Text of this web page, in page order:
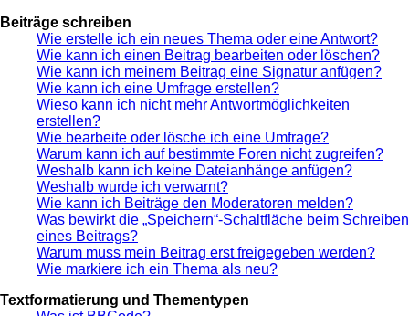
Beiträge schreiben
Wie erstelle ich ein neues Thema oder eine Antwort?
Wie kann ich einen Beitrag bearbeiten oder löschen?
Wie kann ich meinem Beitrag eine Signatur anfügen?
Wie kann ich eine Umfrage erstellen?
Wieso kann ich nicht mehr Antwortmöglichkeiten
erstellen?
Wie bearbeite oder lösche ich eine Umfrage?
Warum kann ich auf bestimmte Foren nicht zugreifen?
Weshalb kann ich keine Dateianhänge anfügen?
Weshalb wurde ich verwarnt?
Wie kann ich Beiträge den Moderatoren melden?
Was bewirkt die „Speichern“-Schaltfläche beim Schreiben
eines Beitrags?
Warum muss mein Beitrag erst freigegeben werden?
Wie markiere ich ein Thema als neu?
Textformatierung und Thementypen